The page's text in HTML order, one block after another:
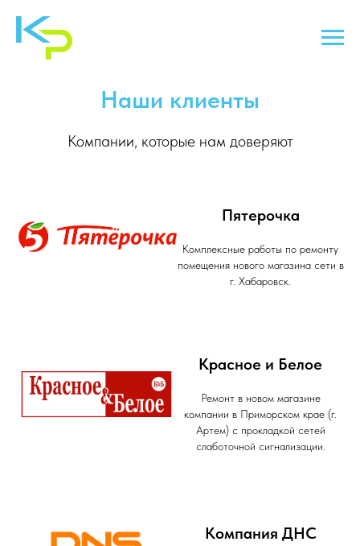
Наши клиенты
Компании, которые нам доверяют
Пятерочка
Комплексные работы по ремонту
помещения нового магазина сети в
г. Хабаровск.
Красное и Белое
Ремонт в новом магазине
компании в Приморском крае (г.
Артем) с прокладкой сетей
слаботочной сигнализации.
Компания ДНС